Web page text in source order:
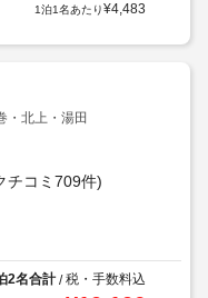
1泊1名あたり¥4,483
・北上・湯田
チコミ709件)
2名合計/税・手数料込